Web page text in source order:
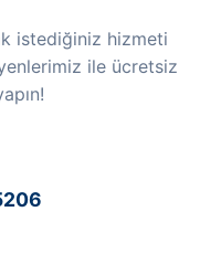
istediğiniz hizmeti
ile ücretsiz